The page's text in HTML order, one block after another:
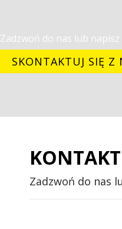
Zadzwoń do nas lub
SKONTAKTUJ SIĘ Z
KONTAKT
Zadzwoń do nas